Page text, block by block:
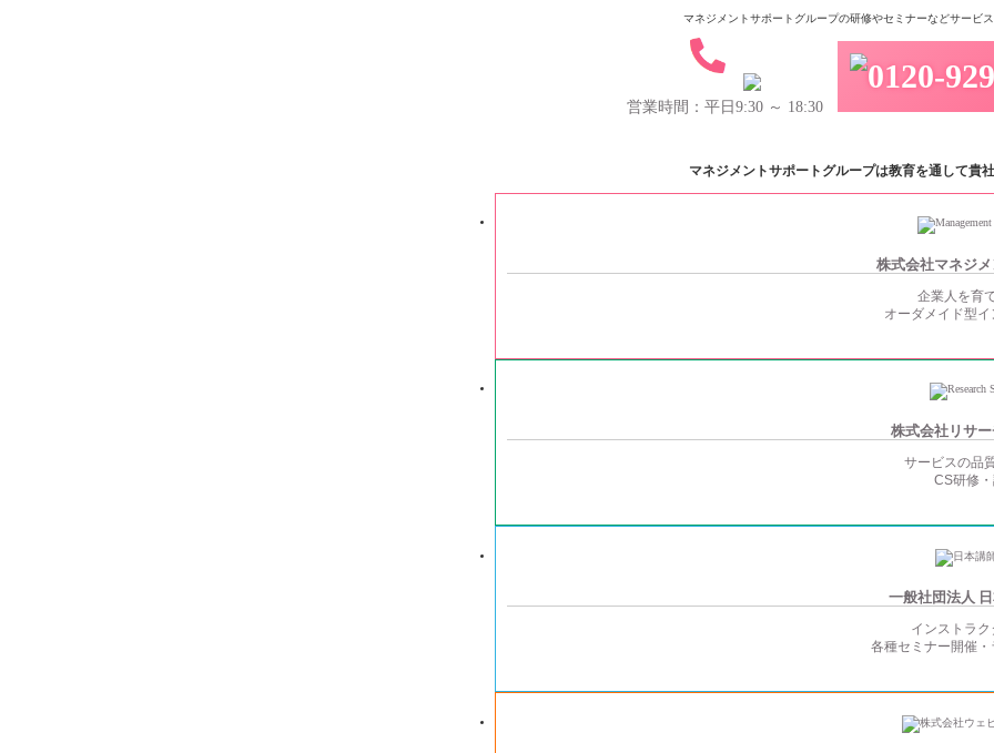
マネジメントサポートグループの研修やセミナーなどサービ
営業時間：平日9:30 ～ 18:30
マネジメントサポートグループは教育を通して貴
株式会社マネジ
企業人を育
オーダメイド型
株式会社リサ
サービスの品
CS研修
一般社団法人
インストラ
各種セミナー開催